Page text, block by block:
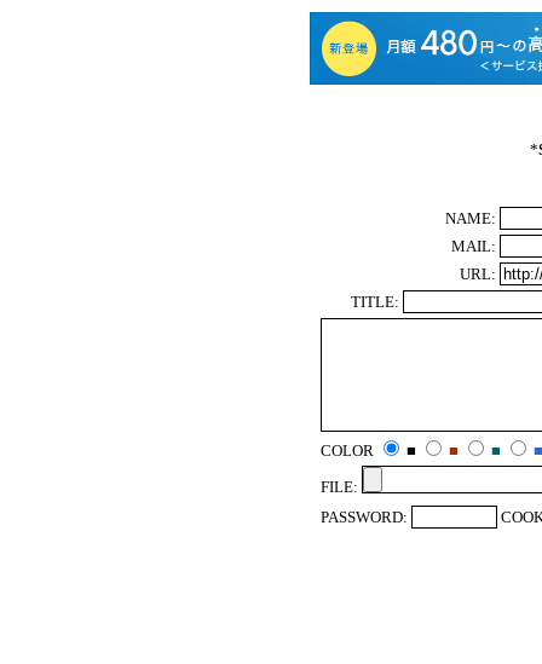
*
NAME:
MAIL:
URL:
TITLE:
COLOR ■ ■ ■
■
FILE:
PASSWORD: